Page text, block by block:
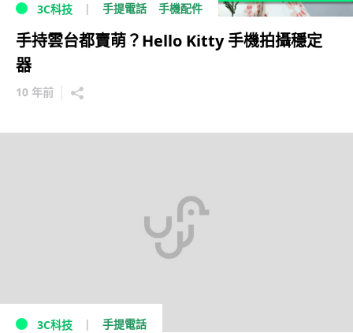
3C科技 手提電話 手機配件
手持雲台都賣萌？Hello Kitty 手機拍攝穩定
器
10 年前
3C科技 手提電話